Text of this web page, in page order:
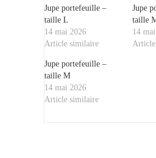
Jupe portefeuille –
taille L
14 mai 2026
Article similaire
Jupe
taille
14
Jupe portefeuille –
taille M
14 mai 2026
Article similaire